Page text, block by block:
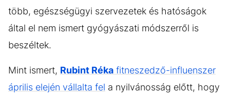
több, egészségügyi szervezetek és hatóságok
által el nem ismert gyógyászati módszerről is
beszéltek.
Mint ismert, Rubint Réka fitneszedző-influenszer
április elején vállalta fel a nyilvánosság előtt, hogy